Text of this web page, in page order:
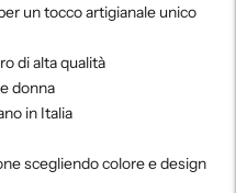
un tocco artigianale unico
di alta qualità
donna
in Italia
scegliendo colore e design